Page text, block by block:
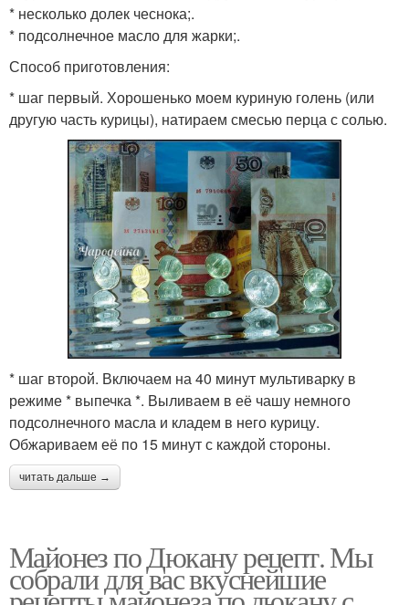
* несколько долек чеснока;.
* подсолнечное масло для жарки;.
Способ приготовления:
* шаг первый. Хорошенько моем куриную голень (или
другую часть курицы), натираем смесью перца с солью.
* шаг второй. Включаем на 40 минут мультиварку в
режиме * выпечка *. Выливаем в её чашу немного
подсолнечного масла и кладем в него курицу.
Обжариваем её по 15 минут с каждой стороны.
читать дальше →
Майонез по Дюкану рецепт. Мы
собрали для вас вкуснейшие